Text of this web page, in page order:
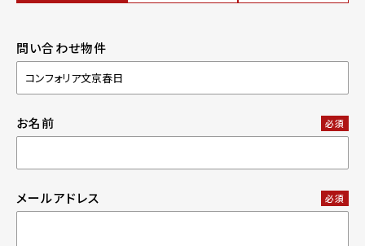
問い合わせ物件
お名前 必須
メールアドレス 必須